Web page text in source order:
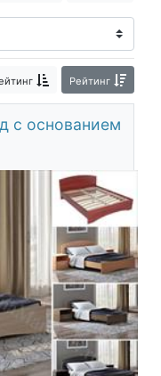
Рейтинг
с основанием